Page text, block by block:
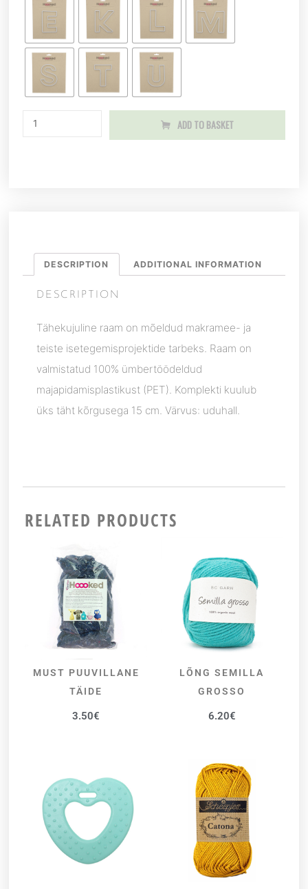
ADD TO BASKET
DESCRIPTION ADDITIONAL INFORMATION
DESCRIPTION
Tähekujuline raam on mõeldud makramee- ja
teiste isetegemisprojektide tarbeks. Raam on
valmistatud 100% ümbertöödeldud
majapidamisplastikust (PET). Komplekti kuulub
üks täht kõrgusega 15 cm. Värvus: uduhall.
RELATED PRODUCTS
ADD TO BASKET
MUST PUUVILLANE
TÄIDE
3.50€
SELECT OPTIONS
LÕNG SEMILLA
GROSSO
6.20€